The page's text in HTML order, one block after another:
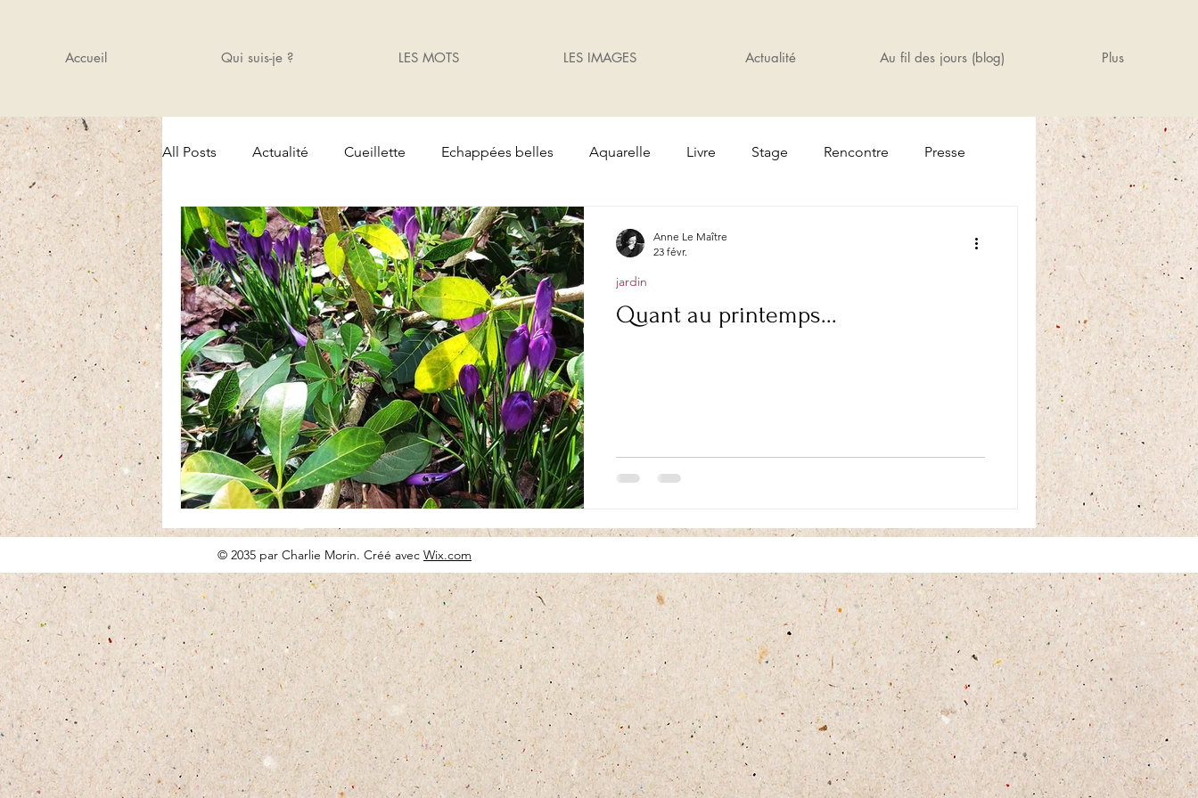
Accueil Qui suis-je ? LES MOTS LES IMAGES Actualité Au fil des jours (blog) Plus
All Posts Actualité Cueillette Echappées belles Aquarelle Livre Stage Rencontre Presse
Amis Cours Actualité Oiseaux Cadeaux
Quant au printemps...
jardin
Anne Le Maître
23 févr.
© 2035 par Charlie Morin. Créé avec Wix.com